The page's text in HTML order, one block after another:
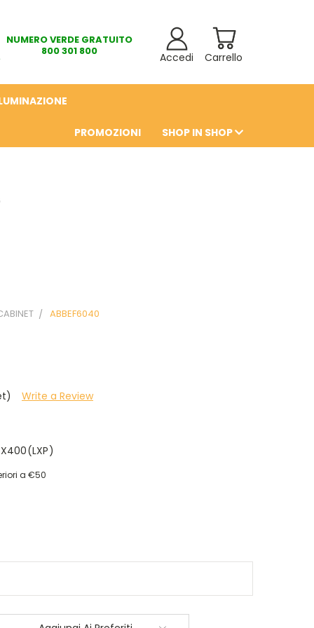
NUMERO VERDE GRATUITO
800 301 800
Carrello
Accedi
PROMOZIONI SHOP IN SHOP
ABBEF6040
Write a Review
a €50